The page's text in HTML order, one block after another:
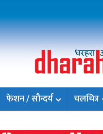
फेशन / सौन्दर्य चलचित्र